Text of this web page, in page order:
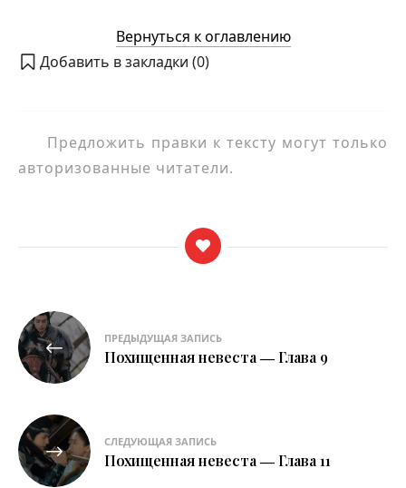
Вернуться к оглавлению
Добавить в закладки (0)
Предложить правки к тексту могут только
авторизованные читатели.
Навигация
по
записям
ПРЕДЫДУЩАЯ ЗАПИСЬ
Похищенная невеста ― Глава 9
СЛЕДУЮЩАЯ ЗАПИСЬ
Похищенная невеста ― Глава 11